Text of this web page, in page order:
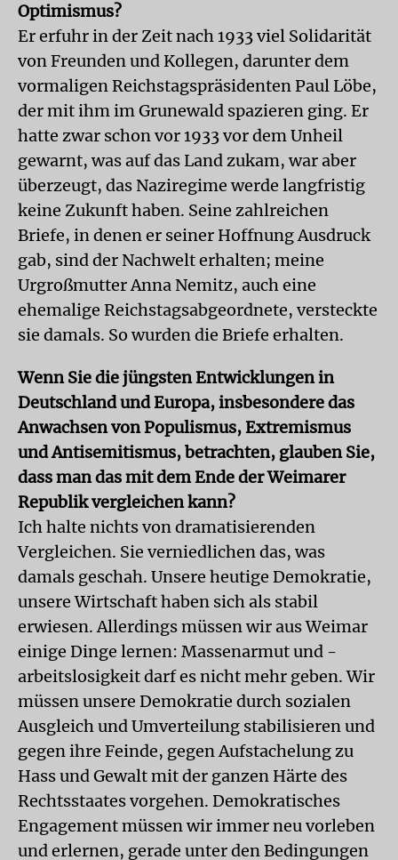
Optimismus?
Er erfuhr in der Zeit nach 1933 viel Solidarität
von Freunden und Kollegen, darunter dem
vormaligen Reichstagspräsidenten Paul Löbe,
der mit ihm im Grunewald spazieren ging. Er
hatte zwar schon vor 1933 vor dem Unheil
gewarnt, was auf das Land zukam, war aber
überzeugt, das Naziregime werde langfristig
keine Zukunft haben. Seine zahlreichen
Briefe, in denen er seiner Hoffnung Ausdruck
gab, sind der Nachwelt erhalten; meine
Urgroßmutter Anna Nemitz, auch eine
ehemalige Reichstagsabgeordnete, versteckte
sie damals. So wurden die Briefe erhalten.
Wenn Sie die jüngsten Entwicklungen in
Deutschland und Europa, insbesondere das
Anwachsen von Populismus, Extremismus
und Antisemitismus, betrachten, glauben Sie,
dass man das mit dem Ende der Weimarer
Republik vergleichen kann?
Ich halte nichts von dramatisierenden
Vergleichen. Sie verniedlichen das, was
damals geschah. Unsere heutige Demokratie,
unsere Wirtschaft haben sich als stabil
erwiesen. Allerdings müssen wir aus Weimar
einige Dinge lernen: Massenarmut und -
arbeitslosigkeit darf es nicht mehr geben. Wir
müssen unsere Demokratie durch sozialen
Ausgleich und Umverteilung stabilisieren und
gegen ihre Feinde, gegen Aufstachelung zu
Hass und Gewalt mit der ganzen Härte des
Rechtsstaates vorgehen. Demokratisches
Engagement müssen wir immer neu vorleben
und erlernen, gerade unter den Bedingungen